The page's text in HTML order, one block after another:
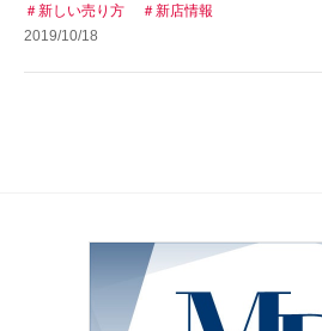
新しい売り方
新店情報
2019/10/18